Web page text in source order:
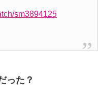
sm3894125
った？